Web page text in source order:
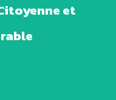
et